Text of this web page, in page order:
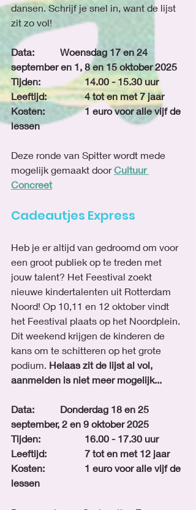
dansen. Schrijf je snel in, want de lijst
zit zo vol!
Data:		Woensdag 17 en 24
september en 1, 8 en 15 oktober 2025
Tijden:		14.00 - 15.30 uur
Leeftijd: 		4 tot en met 7 jaar
Kosten: 		1 euro voor alle vijf de
lessen
Deze ronde van Spitter wordt mede
mogelijk gemaakt door Cultuur
Concreet
Cadeautjes Express
Heb je er altijd van gedroomd om voor
een groot publiek op te treden met
jouw talent? Het Feestival zoekt
nieuwe kindertalenten uit Rotterdam
Noord! Op 10,11 en 12 oktober vindt
het Feestival plaats op het Noordplein.
Dit weekend krijgen de kinderen de
kans om te schitteren op het grote
podium. Helaas zit de lijst al vol,
aanmelden is niet meer mogelijk...
Data:		Donderdag 18 en 25
september, 2 en 9 oktober 2025
Tijden:		16.00 - 17.30 uur
Leeftijd: 		7 tot en met 12 jaar
Kosten: 		1 euro voor alle vijf de
lessen